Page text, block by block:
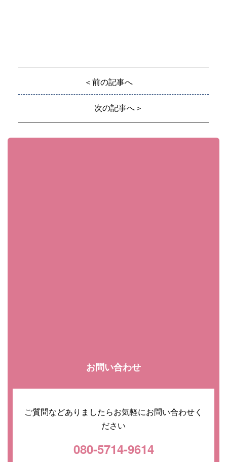
＜前の記事へ
次の記事へ＞
お問い合わせ
ご質問などありましたらお気軽にお問い合わせく
ださい
080-5714-9614